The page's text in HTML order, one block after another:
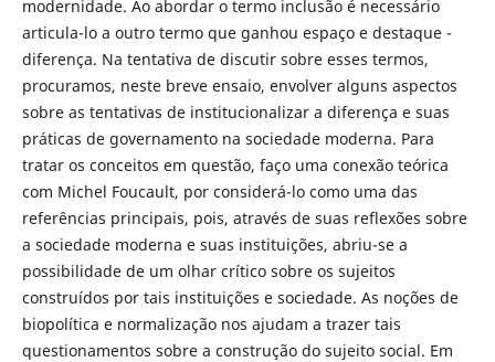
modernidade. Ao abordar o termo inclusão é necessário
articula-lo a outro termo que ganhou espaço e destaque -
diferença. Na tentativa de discutir sobre esses termos,
procuramos, neste breve ensaio, envolver alguns aspectos
sobre as tentativas de institucionalizar a diferença e suas
práticas de governamento na sociedade moderna. Para
tratar os conceitos em questão, faço uma conexão teórica
com Michel Foucault, por considerá-lo como uma das
referências principais, pois, através de suas reflexões sobre
a sociedade moderna e suas instituições, abriu-se a
possibilidade de um olhar crítico sobre os sujeitos
construídos por tais instituições e sociedade. As noções de
biopolítica e normalização nos ajudam a trazer tais
questionamentos sobre a construção do sujeito social. Em